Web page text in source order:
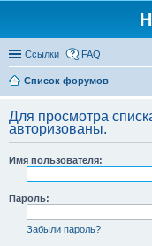
Ссылки FAQ
Список форумов
Для просмотра
авторизованы.
Имя пользователя:
Пароль:
Забыли пароль?